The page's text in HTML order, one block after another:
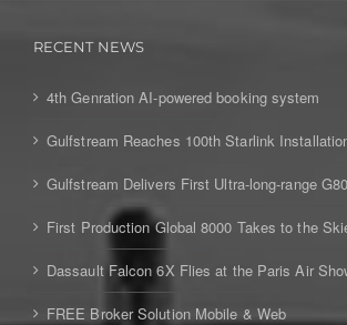
RECENT NEWS
4th Genration AI-powered booking system
Gulfstream Reaches 100th Starlink
Gulfstream Delivers First Ultra-long-range
First Production Global 8000 Takes to the
Dassault Falcon 6X Flies at the Paris Air
FREE Broker Solution Mobile & Web